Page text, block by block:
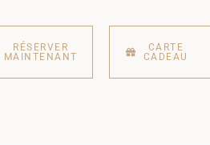
RÉSERVER
MAINTENANT
CARTE
CADEAU